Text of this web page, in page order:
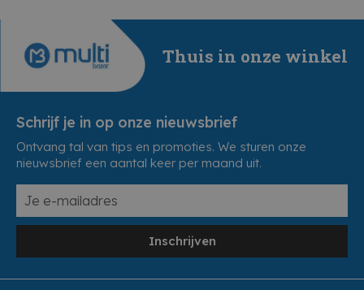
Thuis in onze winkel
Schrijf je in op onze nieuwsbrief
Ontvang tal van tips en promoties. We sturen onze
nieuwsbrief een aantal keer per maand uit.
Inschrijven